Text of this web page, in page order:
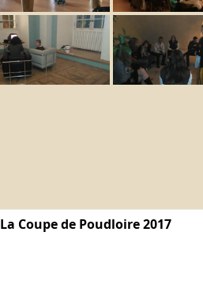
La Coupe de Poudloire 2017